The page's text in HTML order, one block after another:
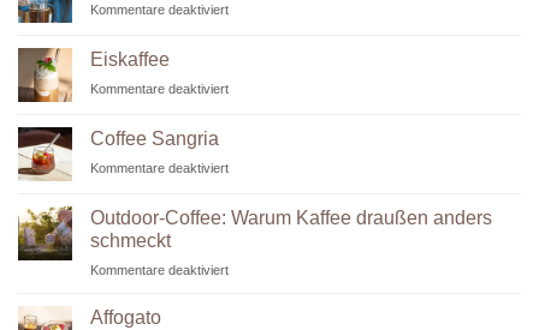
Kommentare deaktiviertfür
Eiskaffee
Kommentare deaktiviertfür
Coffee Sangria
Kommentare deaktiviertfür
Sangria
Outdoor-Coffee: Warum Kaffee draußen anders
schmeckt
Kommentare deaktiviertfür
Affogato